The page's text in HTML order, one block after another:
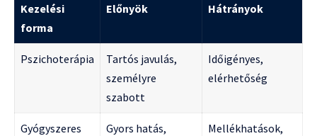
Kezelési
forma
Előnyök Hátrányok
Pszichoterápia
Tartós javulás,
személyre
szabott
Időigényes,
elérhetőség
Gyógyszeres
Gyors hatás,
Mellékhatások,